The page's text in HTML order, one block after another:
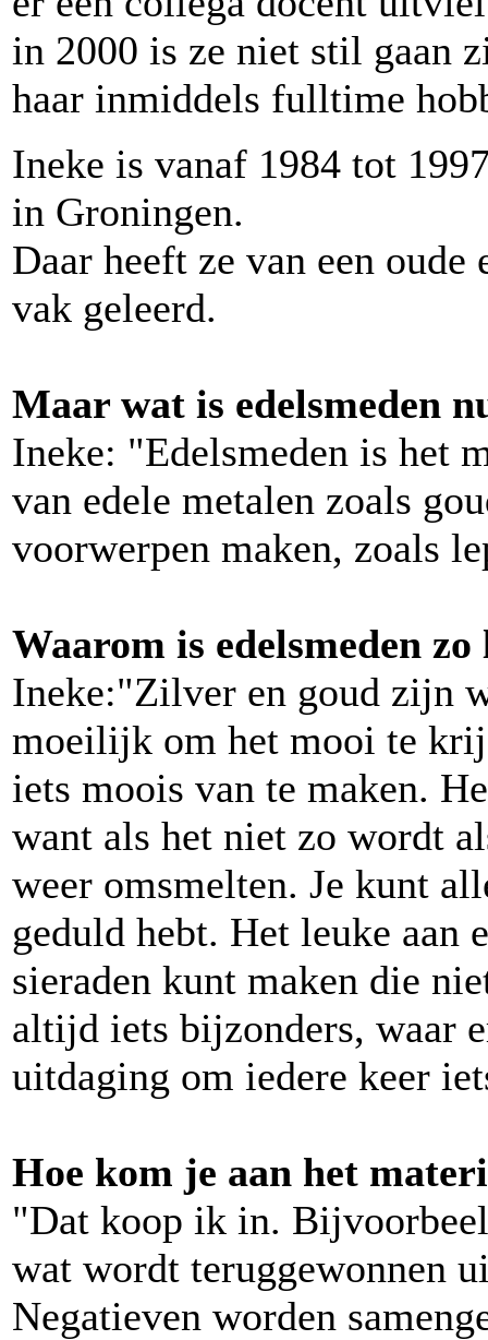
in 2000 is ze niet stil gaan
haar inmiddels fulltime
Ineke is vanaf 1984 tot
in Groningen.
Daar heeft ze van een
vak geleerd.
Maar wat is edelsmeden
Ineke: "Edelsmeden is het
van edele metalen zoals
voorwerpen maken, zoals
Waarom is edelsmeden zo
Ineke:"Zilver en goud zijn
moeilijk om het mooi te
iets moois van te maken.
want als het niet zo wordt
weer omsmelten. Je kunt
geduld hebt. Het leuke aan
sieraden kunt maken die
altijd iets bijzonders, waar
uitdaging om iedere keer
Hoe kom je aan het
"Dat koop ik in.
wat wordt teruggewonnen
Negatieven worden